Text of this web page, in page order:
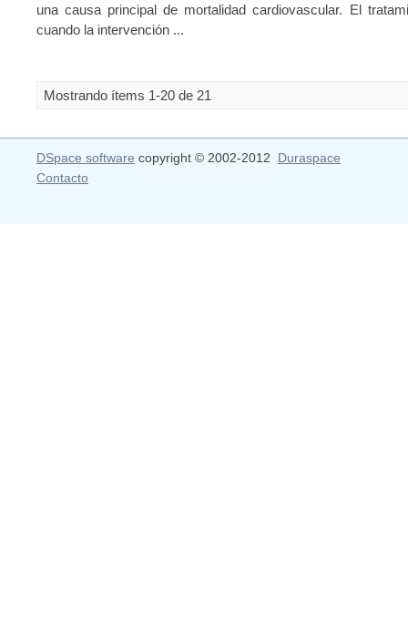
una causa principal de mortalidad cardiovascular. El
cuando la intervención ...
Mostrando ítems 1-20 de 21
DSpace software copyright © 2002-2012 Duraspace
Contacto